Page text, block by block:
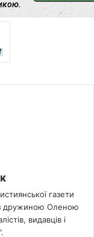
газети
дружиною Оленою
видавців і